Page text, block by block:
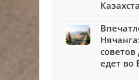
советов
едет во